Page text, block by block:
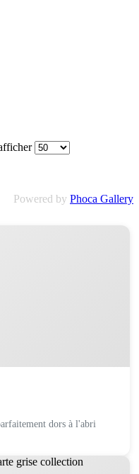
Powered by Phoca Gallery
dors à l'abri